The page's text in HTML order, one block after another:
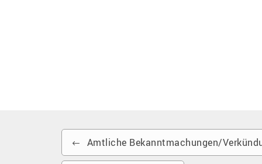
Amtliche Bekanntmachungen/